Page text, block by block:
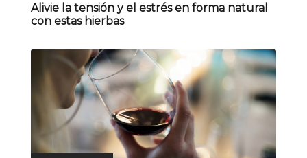
Alivie la tensión y el estrés en forma natural
con estas hierbas